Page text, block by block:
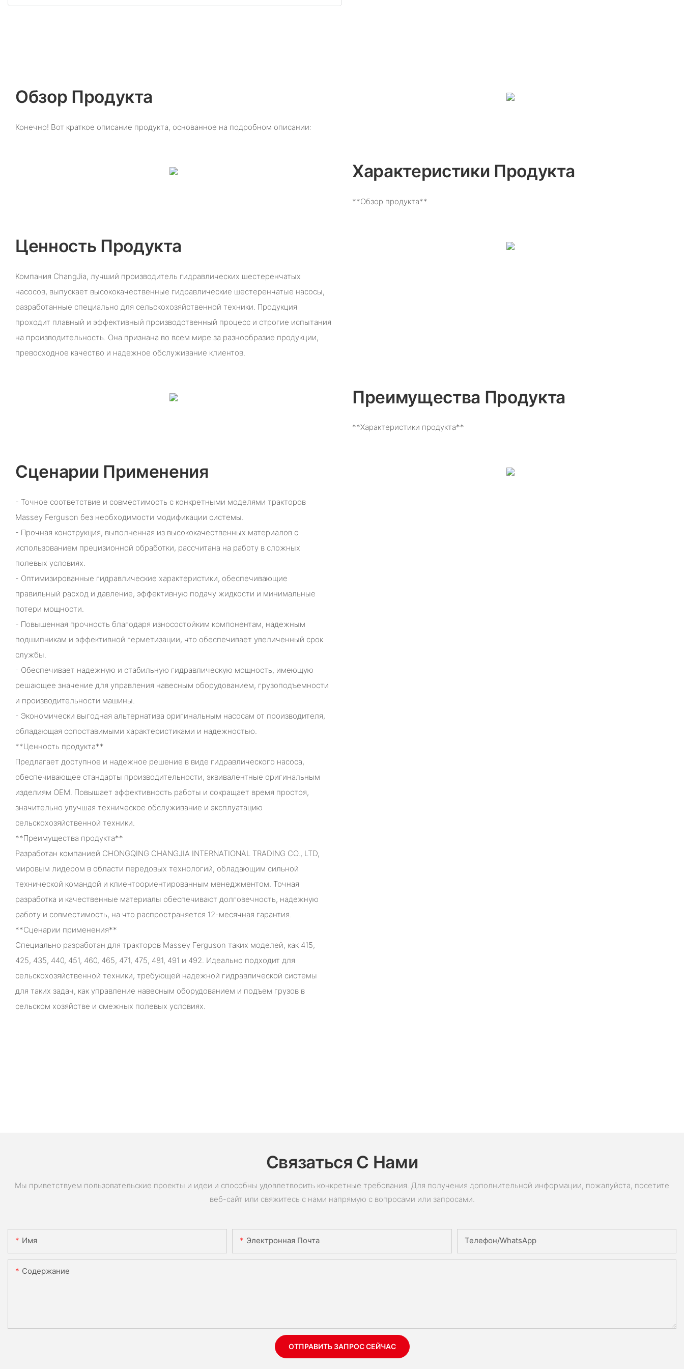
Обзор Продукта
Конечно! Вот краткое описание продукта, основанное на подробном описании:
Характеристики Продукта
**Обзор продукта**
Ценность Продукта
Компания ChangJia, лучший производитель гидравлических шестеренчатых
насосов, выпускает высококачественные гидравлические шестеренчатые насосы,
разработанные специально для сельскохозяйственной техники. Продукция
проходит плавный и эффективный производственный процесс и строгие испытания
на производительность. Она признана во всем мире за разнообразие продукции,
превосходное качество и надежное обслуживание клиентов.
Преимущества Продукта
**Характеристики продукта**
Сценарии Применения
- Точное соответствие и совместимость с конкретными моделями тракторов
Massey Ferguson без необходимости модификации системы.
- Прочная конструкция, выполненная из высококачественных материалов с
использованием прецизионной обработки, рассчитана на работу в сложных
полевых условиях.
- Оптимизированные гидравлические характеристики, обеспечивающие
правильный расход и давление, эффективную подачу жидкости и минимальные
потери мощности.
- Повышенная прочность благодаря износостойким компонентам, надежным
подшипникам и эффективной герметизации, что обеспечивает увеличенный срок
службы.
- Обеспечивает надежную и стабильную гидравлическую мощность, имеющую
решающее значение для управления навесным оборудованием, грузоподъемности
и производительности машины.
- Экономически выгодная альтернатива оригинальным насосам от производителя,
обладающая сопоставимыми характеристиками и надежностью.
**Ценность продукта**
Предлагает доступное и надежное решение в виде гидравлического насоса,
обеспечивающее стандарты производительности, эквивалентные оригинальным
изделиям OEM. Повышает эффективность работы и сокращает время простоя,
значительно улучшая техническое обслуживание и эксплуатацию
сельскохозяйственной техники.
**Преимущества продукта**
Разработан компанией CHONGQING CHANGJIA INTERNATIONAL TRADING CO., LTD,
мировым лидером в области передовых технологий, обладающим сильной
технической командой и клиентоориентированным менеджментом. Точная
разработка и качественные материалы обеспечивают долговечность, надежную
работу и совместимость, на что распространяется 12-месячная гарантия.
**Сценарии применения**
Специально разработан для тракторов Massey Ferguson таких моделей, как 415,
425, 435, 440, 451, 460, 465, 471, 475, 481, 491 и 492. Идеально подходит для
сельскохозяйственной техники, требующей надежной гидравлической системы
для таких задач, как управление навесным оборудованием и подъем грузов в
сельском хозяйстве и смежных полевых условиях.
Связаться С Нами
Мы приветствуем пользовательские проекты и идеи и способны удовлетворить конкретные требования. Для получения дополнительной информации, пожалуйста, посетите
веб-сайт или свяжитесь с нами напрямую с вопросами или запросами.
Имя Электронная Почта Телефон/WhatsApp
Содержание
ОТПРАВИТЬ ЗАПРОС СЕЙЧАС